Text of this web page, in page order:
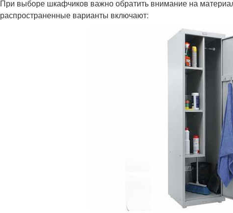
При выборе шкафчиков важно обратить внимание на
распространенные варианты включают: